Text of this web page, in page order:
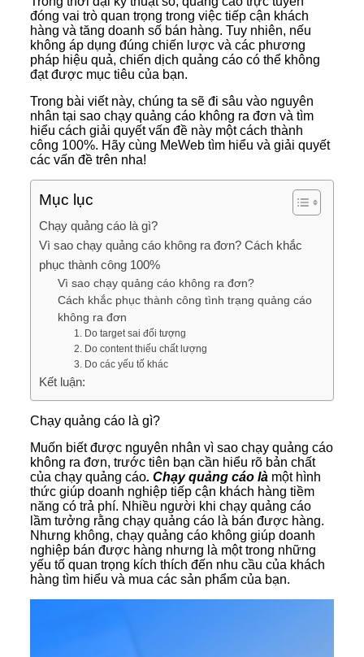
đóng vai trò quan trọng trong việc tiếp cận khách
hàng và tăng doanh số bán hàng. Tuy nhiên, nếu
không áp dụng đúng chiến lược và các phương
pháp hiệu quả, chiến dịch quảng cáo có thể không
đạt được mục tiêu của bạn.
Trong bài viết này, chúng ta sẽ đi sâu vào nguyên
nhân tại sao chạy quảng cáo không ra đơn và tìm
hiểu cách giải quyết vấn đề này một cách thành
công 100%. Hãy cùng MeWeb tìm hiểu và giải quyết
các vấn đề trên nha!
Mục lục
Chạy quảng cáo là gì?
Vì sao chạy quảng cáo không ra đơn? Cách khắc
phục thành công 100%
Vì sao chạy quảng cáo không ra đơn?
Cách khắc phục thành công tình trạng quảng cáo
không ra đơn
1. Do target sai đối tượng
2. Do content thiếu chất lượng
3. Do các yếu tố khác
Kết luận:
Chạy quảng cáo là gì?
Muốn biết được nguyên nhân vì sao chạy quảng cáo
không ra đơn, trước tiên bạn cần hiểu rõ bản chất
của chạy quảng cáo. Chạy quảng cáo làmột hình
thức giúp doanh nghiệp tiếp cận khách hàng tiềm
năng có trả phí. Nhiều người khi chạy quảng cáo
lầm tưởng rằng chạy quảng cáo là bán được hàng.
Nhưng không, chạy quảng cáo không giúp doanh
nghiệp bán được hàng nhưng là một trong những
yếu tố quan trọng kích thích đến nhu cầu của khách
hàng tìm hiểu và mua các sản phẩm của bạn.